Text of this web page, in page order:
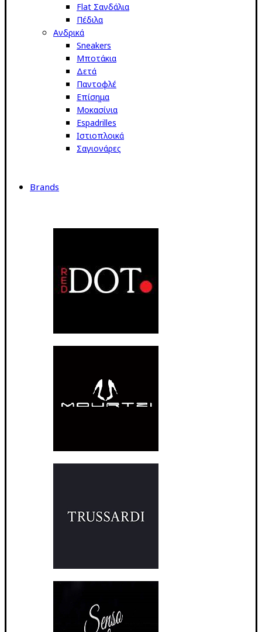
Flat Σανδάλια
Πέδιλα
Ανδρικά
Sneakers
Μποτάκια
Δετά
Παντοφλέ
Επίσημα
Μοκασίνια
Espadrilles
Ιστιοπλοικά
Σαγιονάρες
Brands